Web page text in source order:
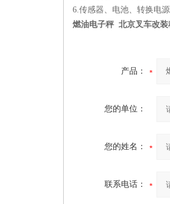
6.传感器、电池、转换电
燃油电子秤 北京叉车改装
产品：
您的单位：
您的姓名：
联系电话：